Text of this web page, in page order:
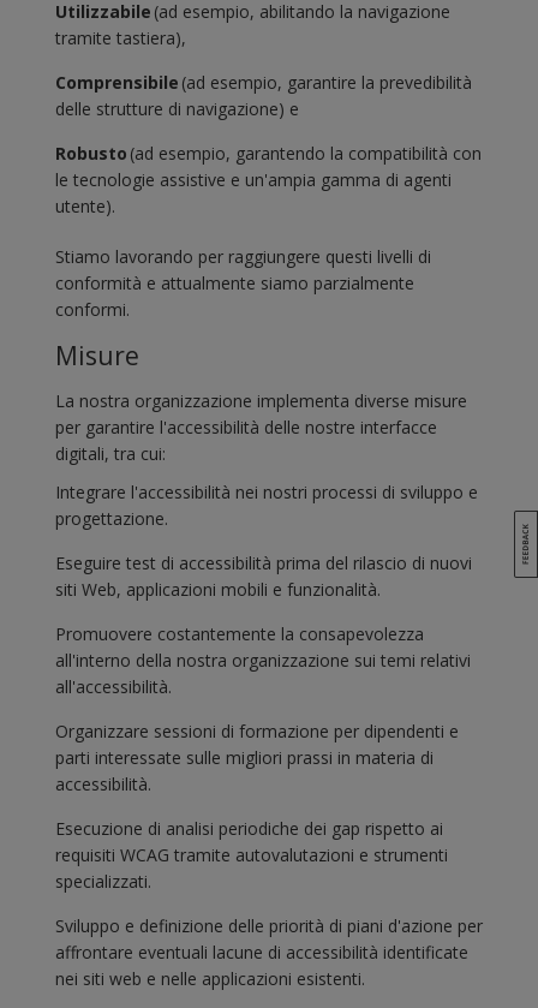
Utilizzabile (ad esempio, abilitando la navigazione
tramite tastiera),
Comprensibile (ad esempio, garantire la prevedibilità
delle strutture di navigazione) e
Robusto (ad esempio, garantendo la compatibilità con
le tecnologie assistive e un'ampia gamma di agenti
utente).
Stiamo lavorando per raggiungere questi livelli di
conformità e attualmente siamo parzialmente
conformi.
Misure
La nostra organizzazione implementa diverse misure
per garantire l'accessibilità delle nostre interfacce
digitali, tra cui:
Integrare l'accessibilità nei nostri processi di sviluppo e
progettazione.
Eseguire test di accessibilità prima del rilascio di nuovi
siti Web, applicazioni mobili e funzionalità.
Promuovere costantemente la consapevolezza
all'interno della nostra organizzazione sui temi relativi
all'accessibilità.
Organizzare sessioni di formazione per dipendenti e
parti interessate sulle migliori prassi in materia di
accessibilità.
Esecuzione di analisi periodiche dei gap rispetto ai
requisiti WCAG tramite autovalutazioni e strumenti
specializzati.
Sviluppo e definizione delle priorità di piani d'azione per
affrontare eventuali lacune di accessibilità identificate
nei siti web e nelle applicazioni esistenti.